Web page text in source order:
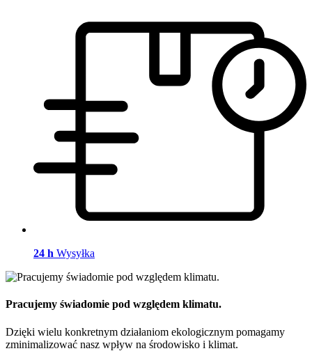
24 h Wysyłka
Pracujemy świadomie pod względem klimatu.
Dzięki wielu konkretnym działaniom ekologicznym pomagamy
zminimalizować nasz wpływ na środowisko i klimat.